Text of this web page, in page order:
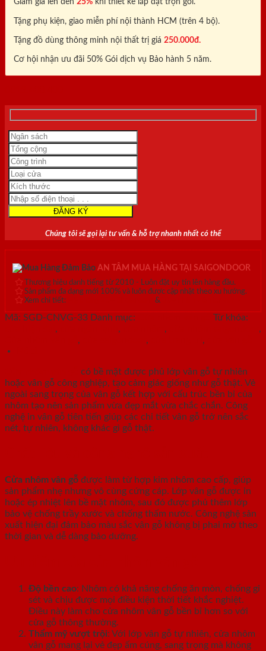
Tặng phụ kiện, giao miễn phí nội thành HCM (trên 4 bộ).
Tặng đồ dùng thông minh nội thất trị giá 250.000đ.
Cơ hội nhận ưu đãi 50% Gói dịch vụ Bảo hành 5 năm.
Chúng tôi sẽ gọi lại tư vấn & hỗ trợ nhanh nhất có thể
AN TÂM MUA HÀNG TẠI SAIGONDOOR
Thương hiệu danh tiếng từ 2010 - Luôn đặt uy tín lên hàng đầu.
Sản phẩm đa dạng mới 100% và luôn được cập nhật theo xu hướng.
Xem chi tiết:
&
Mã: SGD-CNVG-33 Danh mục:
Từ khóa:
, , ,
,
, , ,
có bề mặt được phủ lớp vân gỗ tự nhiên
hoặc vân gỗ công nghiệp, tạo cảm giác giống như gỗ thật. Vẻ
ngoài sang trọng của vân gỗ kết hợp với cấu trúc bền bỉ của
nhôm tạo nên sản phẩm vừa đẹp mắt vừa chắc chắn. Công
nghệ in vân gỗ tiên tiến giúp các chi tiết vân gỗ trở nên sắc
nét, tự nhiên, không khác gì gỗ thật.
Cửa nhôm vân gỗ được làm từ hợp kim nhôm cao cấp, giúp
sản phẩm nhẹ nhưng vô cùng cứng cáp. Lớp vân gỗ được in
hoặc ép nhiệt lên bề mặt nhôm, sau đó được phủ thêm lớp
bảo vệ chống trầy xước và chống thấm nước. Công nghệ sản
xuất hiện đại đảm bảo màu sắc vân gỗ không bị phai mờ theo
thời gian và dễ dàng bảo dưỡng.
Độ bền cao: Nhôm có khả năng chống ăn mòn, chống gỉ
sét và chịu được mọi điều kiện thời tiết khắc nghiệt.
Điều này làm cho cửa nhôm vân gỗ bền bỉ hơn so với
cửa gỗ thông thường.
Thẩm mỹ vượt trội: Với lớp vân gỗ tự nhiên, cửa nhôm
vân gỗ mang lại vẻ đẹp ấm cúng, sang trọng mà không